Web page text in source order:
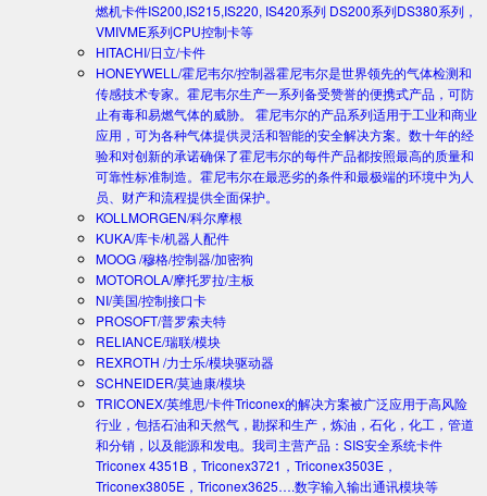
燃机卡件IS200,IS215,IS220, IS420系列 DS200系列DS380系列，
VMIVME系列CPU控制卡等
HITACHI/日立/卡件
HONEYWELL/霍尼韦尔/控制器霍尼韦尔是世界领先的气体检测和
传感技术专家。霍尼韦尔生产一系列备受赞誉的便携式产品，可防
止有毒和易燃气体的威胁。 霍尼韦尔的产品系列适用于工业和商业
应用，可为各种气体提供灵活和智能的安全解决方案。数十年的经
验和对创新的承诺确保了霍尼韦尔的每件产品都按照最高的质量和
可靠性标准制造。霍尼韦尔在最恶劣的条件和最极端的环境中为人
员、财产和流程提供全面保护。
KOLLMORGEN/科尔摩根
KUKA/库卡/机器人配件
MOOG /穆格/控制器/加密狗
MOTOROLA/摩托罗拉/主板
NI/美国/控制接口卡
PROSOFT/普罗索夫特
RELIANCE/瑞联/模块
REXROTH /力士乐/模块驱动器
SCHNEIDER/莫迪康/模块
TRICONEX/英维思/卡件Triconex的解决方案被广泛应用于高风险
行业，包括石油和天然气，勘探和生产，炼油，石化，化工，管道
和分销，以及能源和发电。我司主营产品：SIS安全系统卡件
Triconex 4351B，Triconex3721，Triconex3503E，
Triconex3805E，Triconex3625….数字输入输出通讯模块等